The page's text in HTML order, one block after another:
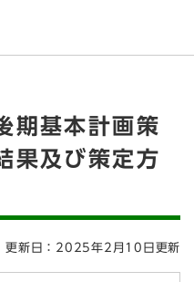
て本文へ
期基本計画策
果及び策定方
更新日：2025年2月10日更新